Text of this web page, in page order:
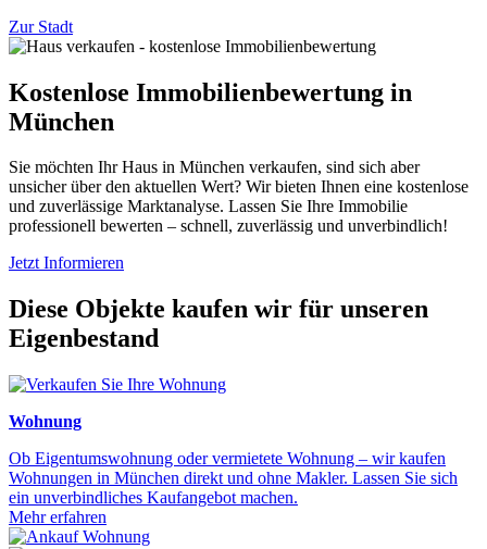
Zur Stadt
Kostenlose Immobilienbewertung in
München
Sie möchten Ihr Haus in München verkaufen, sind sich aber
unsicher über den aktuellen Wert? Wir bieten Ihnen eine kostenlose
und zuverlässige Marktanalyse. Lassen Sie Ihre Immobilie
professionell bewerten – schnell, zuverlässig und unverbindlich!
Jetzt Informieren
Diese Objekte kaufen wir für unseren
Eigenbestand
Wohnung
Ob Eigentumswohnung oder vermietete Wohnung – wir kaufen
Wohnungen in München direkt und ohne Makler. Lassen Sie sich
ein unverbindliches Kaufangebot machen.
Mehr erfahren